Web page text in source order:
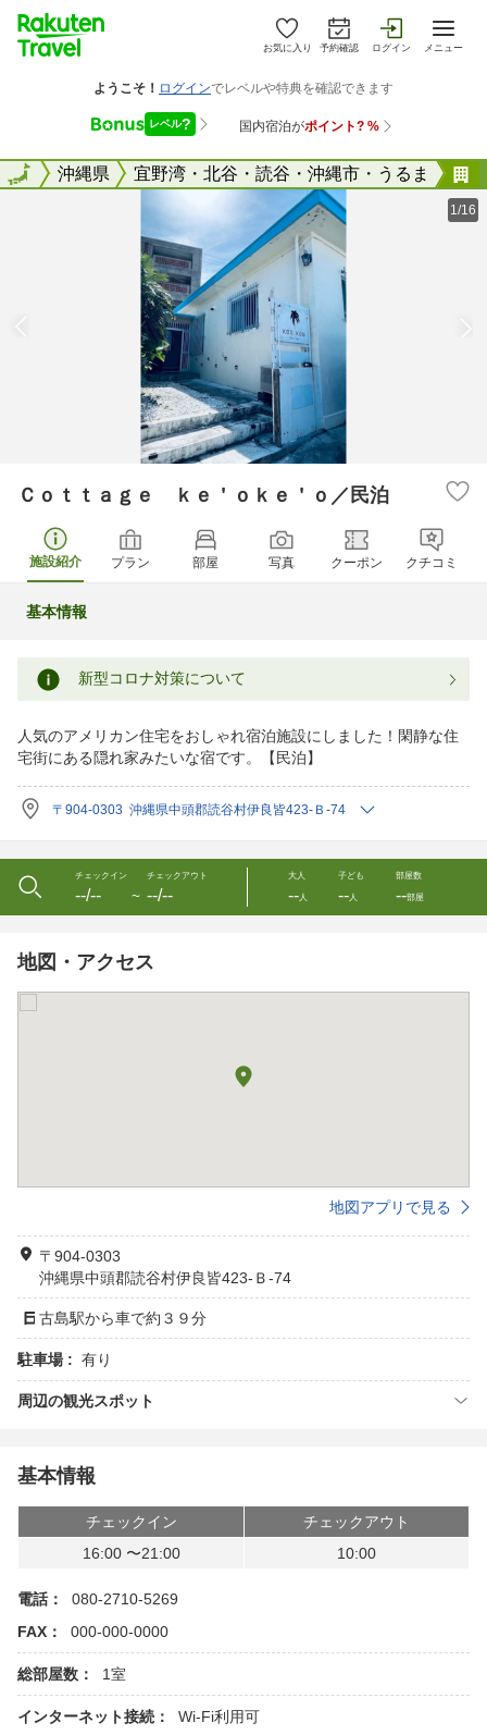
お気に入り 予約確認 ログイン メニュー
全国沖縄県 宜野湾・北谷・読谷・沖縄市・うるま
全国
1/16
Ｃｏｔｔａｇｅ ｋｅ＇ｏｋｅ＇ｏ／民泊
施設紹介 プラン 部屋 写真 クーポン クチコミ
基本情報
新型コロナ対策について
人気のアメリカン住宅をおしゃれ宿泊施設にしました！閑静な住
宅街にある隠れ家みたいな宿です。【民泊】
〒904-0303 沖縄県中頭郡読谷村伊良皆423-Ｂ-74
チェックイン
--/-- 〜
チェックアウト
--/--
大人
--人
子ども
--人
部屋数
--部屋
地図・アクセス
地図アプリで見る
〒904-0303
沖縄県中頭郡読谷村伊良皆423-Ｂ-74
古島駅から車で約３９分
駐車場 : 有り
周辺の観光スポット
基本情報
チェックイン
チェックアウト
16:00 〜21:00
10:00
電話：
080-2710-5269
FAX：
000-000-0000
総部屋数： 1室
インターネット接続： Wi-Fi利用可